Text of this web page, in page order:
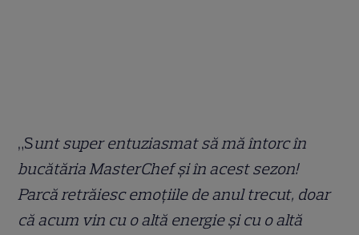
„Sunt super entuziasmat să mă întorc în
bucătăria MasterChef și în acest sezon!
Parcă retrăiesc emoțiile de anul trecut, doar
că acum vin cu o altă energie și cu o altă